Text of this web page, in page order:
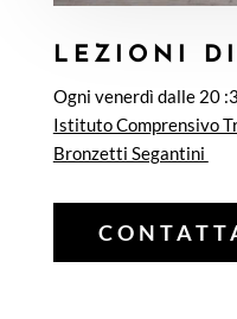
LEZIONI DI
Ogni venerdì dalle 20
Istituto Comprensivo
Bronzetti Segantini